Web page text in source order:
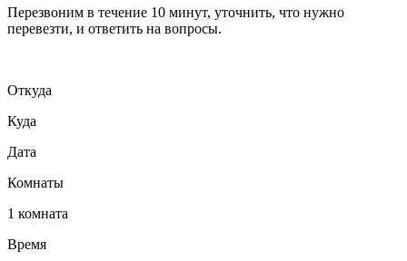
Перезвоним в течение 10 минут, уточнить, что нужно
перевезти, и ответить на вопросы.
Откуда
Куда
Дата
Комнаты
1 комната
Время